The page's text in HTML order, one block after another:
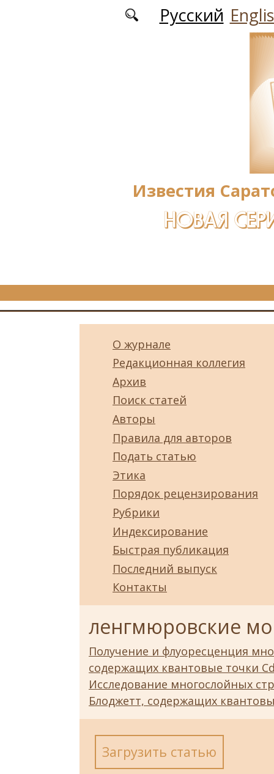
Перейти к основному содержаниюРусский
Известия
НОВАЯ
О журнале
Редакционная коллегия
Архив
Поиск статей
Авторы
Правила для авторов
Подать статью
Этика
Порядок рецензирования
Рубрики
Индексирование
Быстрая публикация
Последний выпуск
Контакты
ленгмюровские
Получение и флуоресценция
содержащих квантовые точки
Исследование многослойных
Блоджетт, содержащих
Загрузить статью